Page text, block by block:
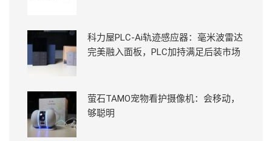
科力屋PLC-Ai轨迹感应器：毫米波雷达
完美融入面板，PLC加持满足后装市场
萤石TAMO宠物看护摄像机：会移动，
够聪明